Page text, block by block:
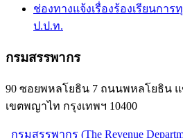
ช่องทางแจ้งเรื่องร้องเรียนกา
ป.ป.ท.
กรมสรรพากร
90 ซอยพหลโยธิน 7 ถนนพหลโยธิน
เขตพญาไท กรุงเทพฯ 10400
กรมสรรพากร (The Revenue